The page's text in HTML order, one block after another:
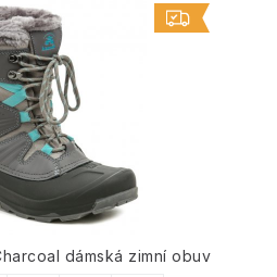
dámská zimní obuv